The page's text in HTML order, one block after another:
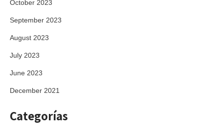
October 2023
September 2023
August 2023
July 2023
June 2023
December 2021
Categorías